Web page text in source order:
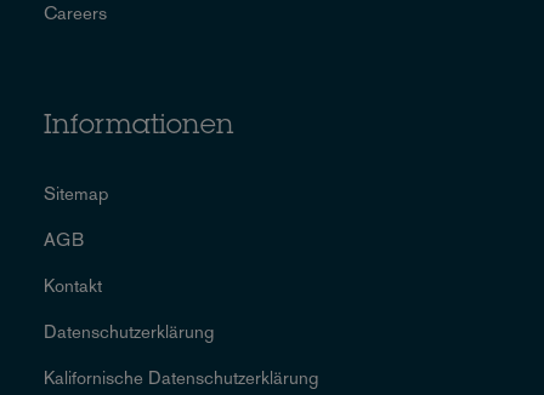
Careers
Informationen
Sitemap
AGB
Kontakt
Datenschutzerklärung
Kalifornische Datenschutzerklärung